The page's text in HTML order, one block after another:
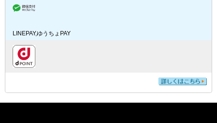
LINEPAY,ゆうちょPAY